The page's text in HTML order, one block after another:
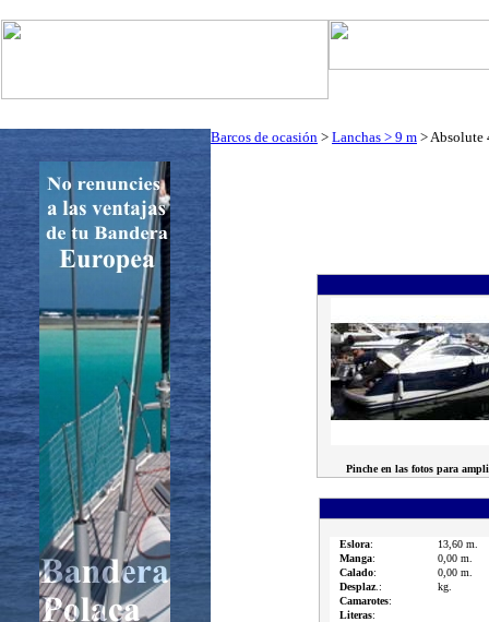
Barcos de ocasión > Lanchas > 9 m > Absolute
Pinche en las fotos para
Eslora:
13,60 m.
Manga:
0,00 m.
Calado:
0,00 m.
Desplaz.:
kg.
Camarotes:
Literas: